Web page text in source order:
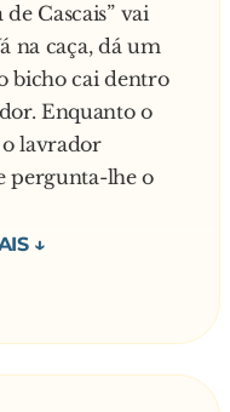
Cascais” vai
na caça, dá um
bicho cai dentro
Enquanto o
o lavrador
pergunta-lhe o
ele caiu na sua
por isso não pode